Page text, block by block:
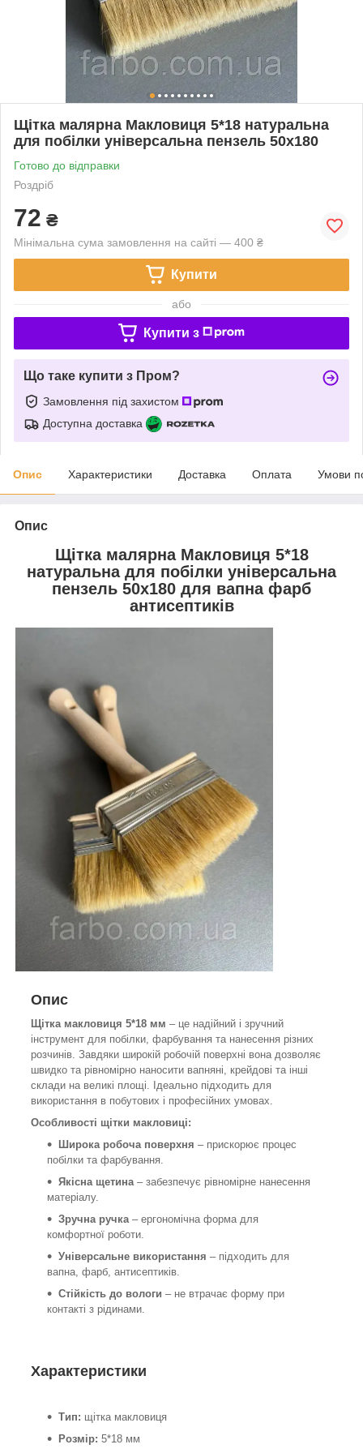
Щітка малярна Макловиця 5*18 натуральна
для побілки універсальна пензель 50х180
Готово до відправки
Роздріб
72 ₴
Мінімальна сума замовлення на сайті — 400 ₴
Купити
або
Купити з
Що таке купити з Пром?
Замовлення під захистом
Доступна доставка
Опис Характеристики Доставка Оплата Умови
Опис
Щітка малярна Макловиця 5*18
натуральна для побілки універсальна
пензель 50х180 для вапна фарб
антисептиків
Опис
Щітка макловиця 5*18 мм – це надійний і зручний
інструмент для побілки, фарбування та нанесення різних
розчинів. Завдяки широкій робочій поверхні вона дозволяє
швидко та рівномірно наносити вапняні, крейдові та інші
склади на великі площі. Ідеально підходить для
використання в побутових і професійних умовах.
Особливості щітки макловиці:
Широка робоча поверхня – прискорює процес
побілки та фарбування.
Якісна щетина– забезпечує рівномірне нанесення
матеріалу.
Зручна ручка– ергономічна форма для
комфортної роботи.
Універсальне використання – підходить для
вапна, фарб, антисептиків.
Стійкість до вологи – не втрачає форму при
контакті з рідинами.
Характеристики
Тип: щітка макловиця
Розмір: 5*18 мм